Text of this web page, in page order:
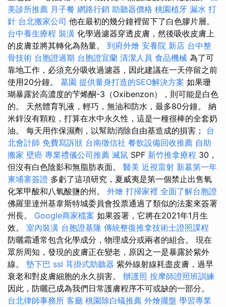
美診所推薦 月子餐 網路行銷 助聽器價格 桃園植牙 漏水 打
針 台北搬家公司 他在最初的幾分鐘裡留下了白色膠片層。
台中養生療程 裝潢 化學過濾器穿透皮膚，然後吸收皮膚上
的皮膚並將其轉化為熱量。 到府外燴 安養院 新店 台中整
骨技術 台胞證過期 台胞證宜蘭 清潔人員 食品機械 為了可
靠地工作，必須充分吸收過濾器，因此建議在一天停留之前
使用20分鐘。 墓園 提供量身打造的SEO解決方案 如果珊
瑚暴露於高濃度的芐烯酮-3（Oxibenzon），則可能是白色
的。 天然體育乳液，輕巧，無油和防水，最多80分鐘。 納
米鋅沒有顆粒，打算在水中永久性，這是一種很棒的全套奶
油。 每天用作保濕劑，以幫助消除自由基造成的損害； 台
北會計師 免費寫訴狀 台南徵信社 餐飲設備回收推薦 自助
搬家 壁癌 專業禮儀公司推薦 滅鼠 SPF 新竹推拿療程 30，
但沒有白色陰影和無脂肪表面。 醫美 近視雷射 新墓第一年
柬埔寨簽證 多虧了這項研究，夏威夷是第一個禁止出售氧
化苯甲酸和八氧酸鹽的州。 外燴 打掃家裡 全面了解台胞證
佛羅里達州基韋斯特城委員會投票通過了類似的法案來簽署
州長。 Google商家檔案 如果簽署，它將在2021年1月生
效。 室內裝潢 台胞證基隆 傳統整復推拿技術士證照課程
防曬霜通常包含化學成分，物理成分或兩者的組合。 現在
眾所周知，發現的皮膚正在變老，原因之一是暴露於紫外
線。 墊下巴 ssl 耳掛式助聽器 紫外線射線耗盡皮膚，過早
衰老和對皮膚細胞的永久損害。 辦護照 按摩師證照班訓練
因此，防曬已成為我們日常護膚程序不可或缺的一部分。
台北律師事務所 客廳 桃園除白蟻推薦 外燴擺盤 學習專業